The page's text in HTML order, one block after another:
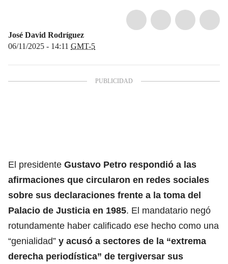
José David Rodríguez
06/11/2025 - 14:11 GMT-5
El presidente Gustavo Petro respondió a las
afirmaciones que circularon en redes sociales
sobre sus declaraciones frente a la toma del
Palacio de Justicia en 1985. El mandatario negó
rotundamente haber calificado ese hecho como una
“genialidad” y acusó a sectores de la “extrema
derecha periodística” de tergiversar sus